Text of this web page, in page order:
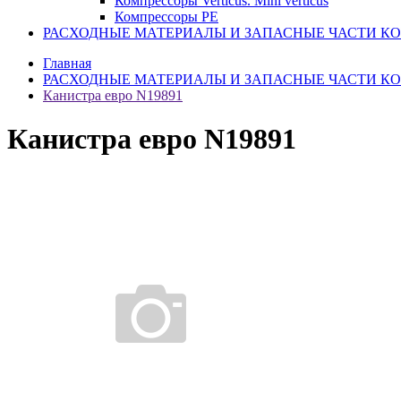
Компрессоры PE
РАСХОДНЫЕ МАТЕРИАЛЫ И ЗАПАСНЫЕ ЧАСТИ
Главная
РАСХОДНЫЕ МАТЕРИАЛЫ И ЗАПАСНЫЕ ЧАСТИ
Канистра евро N19891
Канистра евро N19891